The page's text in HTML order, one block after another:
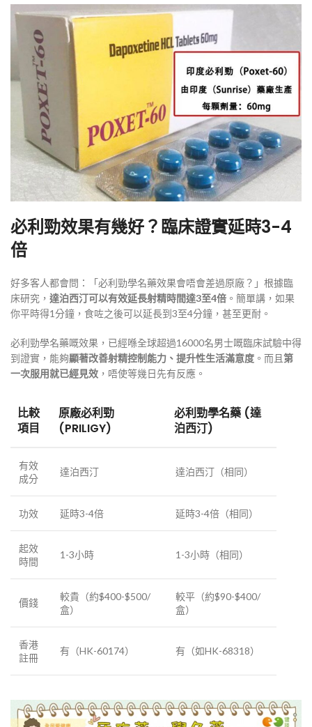
必利勁效果有幾好？臨床證實延時3-4
倍
好多客人都會問：「必利勁學名藥效果會唔會差過原廠？」根據臨
床研究， 達泊西汀可以有效延長射精時間達3至4倍 。簡單講，如果
你平時得1分鐘，食咗之後可以延長到3至4分鐘，甚至更耐。
必利勁學名藥嘅效果，已經喺全球超過16000名男士嘅臨床試驗中得
到證實，能夠顯著改善射精控制能力、提升性生活滿意度 。而且第
一次服用就已經見效 ，唔使等幾日先有反應 。
比較
項目
原廠必利勁
(PRILIGY)
必利勁學名藥 (達
泊西汀)
有效
成分
達泊西汀 達泊西汀（相同）
功效 延時3-4倍 延時3-4倍（相同）
起效
時間
1-3小時 1-3小時（相同）
價錢
較貴（約$400-$500/
盒）
較平（約$90-$400/
盒）
香港
註冊
有（HK-60174） 有（如HK-68318）